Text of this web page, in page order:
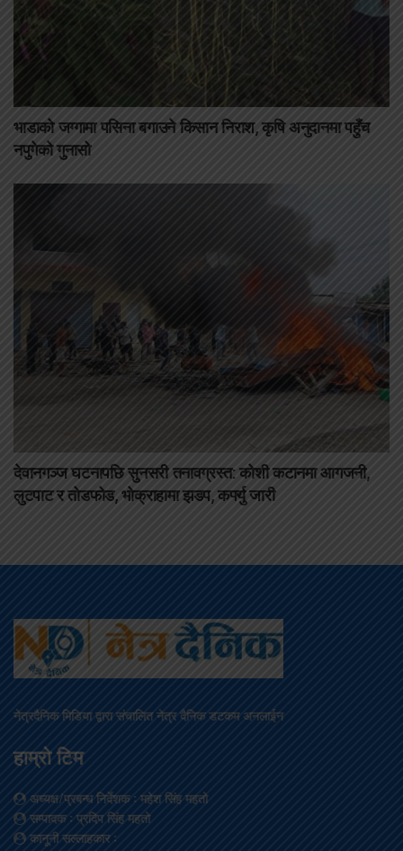
भाडाको जग्गामा पसिना बगाउने किसान निराश, कृषि अनुदानमा पहुँच
नपुगेको गुनासो
देवानगञ्ज घटनापछि सुनसरी तनावग्रस्त: कोशी कटानमा आगजनी,
लुटपाट र तोडफोड, भोक्राहामा झडप, कर्फ्यु जारी
नेत्रदैनिक मिडिया द्वारा संचालित नेत्र दैनिक डटकम अनलाईन
हाम्रो टिम
अध्यक्ष/प्रबन्ध निर्देशक: महेश सिंह महतो
सम्पादक: प्रदिप सिंह महतो
कानूनी सल्लाहकार: